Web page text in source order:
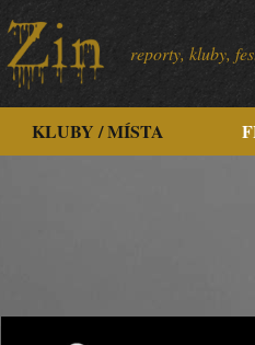
reporty, kluby,
KLUBY / MÍSTA